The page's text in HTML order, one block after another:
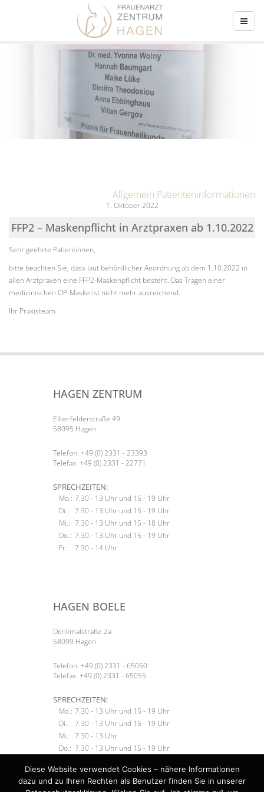
1. Oktober 2022
Allgemein Patienteninformationen
FFP2 – Maskenpflicht in Arztpraxen ab 1.10.2022
Sehr geehrte Patientinnen,
bitte beachten Sie, dass laut behördlicher Anordnung ab dem 1.10.2022 in
allen Arztpraxen eine FFP2-Maskenpflicht besteht. Das Tragen einer
medizinischen OP-Maske ist nicht mehr ausreichend.
Ihr Praxisteam
HAGEN ZENTRUM
Elberfelderstraße 49
58095 Hagen
Telefon: +49 (0) 2331 - 23393
Telefax: +49 (0) 2331 - 22771
SPRECHZEITEN:
Mo.: 7.30 - 13 Uhr und 15 - 19 Uhr
Di.:
7.30 - 13 Uhr und 15 - 19 Uhr
Mi.: 7.30 - 13 Uhr und 15 - 18 Uhr
Do.: 7.30 - 13 Uhr und 15 - 19 Uhr
Fr.:
7.30 - 14 Uhr
HAGEN BOELE
Denkmalstraße 2a
58099 Hagen
Telefon: +49 (0) 2331 - 65050
Telefax: +49 (0) 2331 - 65055
SPRECHZEITEN:
Mo.: 7.30 - 13 Uhr und 15 - 19 Uhr
Di.:
7.30 - 13 Uhr und 15 - 19 Uhr
Mi.: 7.30 - 13 Uhr
Do.: 7.30 - 13 Uhr und 15 - 19 Uhr
Diese Website verwendet Cookies – nähere Informationen
dazu und zu Ihren Rechten als Benutzer finden Sie in unserer